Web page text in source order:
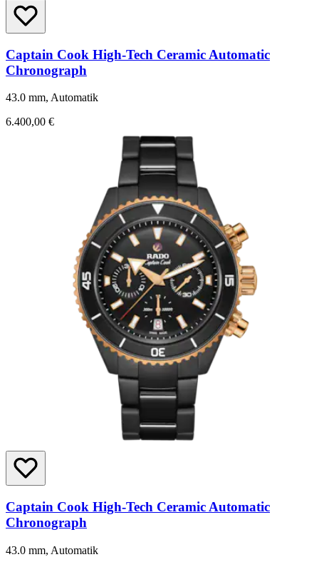
Captain Cook High-Tech Ceramic Automatic
Chronograph
43.0 mm, Automatik
6.400,00 €
Captain Cook High-Tech Ceramic Automatic
Chronograph
43.0 mm, Automatik